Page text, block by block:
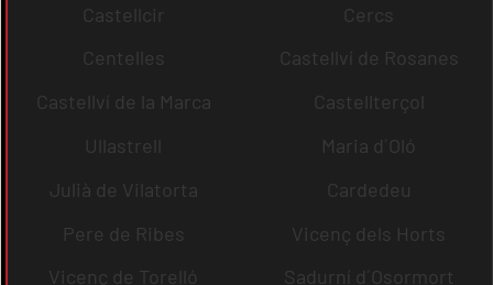
Castellcir
Cercs
Centelles
Castellví de Rosanes
Castellví de la Marca
Castellterçol
Ullastrell
Maria d´Oló
Julià de Vilatorta
Cardedeu
Pere de Ribes
Vicenç dels Horts
Vicenç de Torelló
Sadurní d´Osormort